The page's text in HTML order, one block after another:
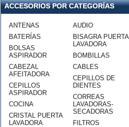
ACCESORIOS POR CATEGORÍAS
ANTENAS
BATERÍAS
BOLSAS
ASPIRADOR
CABEZAL
AFEITADORA
CEPILLOS
ASPIRADOR
COCINA
CRISTAL PUERTA
LAVADORA
AUDIO
BISAGRA PUERTA
LAVADORA
BOMBILLAS
CABLES
CEPILLOS DE
DIENTES
CORREAS
LAVADORAS-
SECADORAS
FILTROS